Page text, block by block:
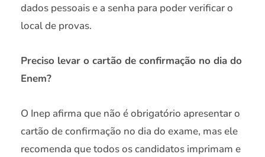
dados pessoais e a senha para poder verificar o
local de provas.
Preciso levar o cartão de confirmação no dia do
Enem?
O Inep afirma que não é obrigatório apresentar o
cartão de confirmação no dia do exame, mas ele
recomenda que todos os candidatos imprimam e